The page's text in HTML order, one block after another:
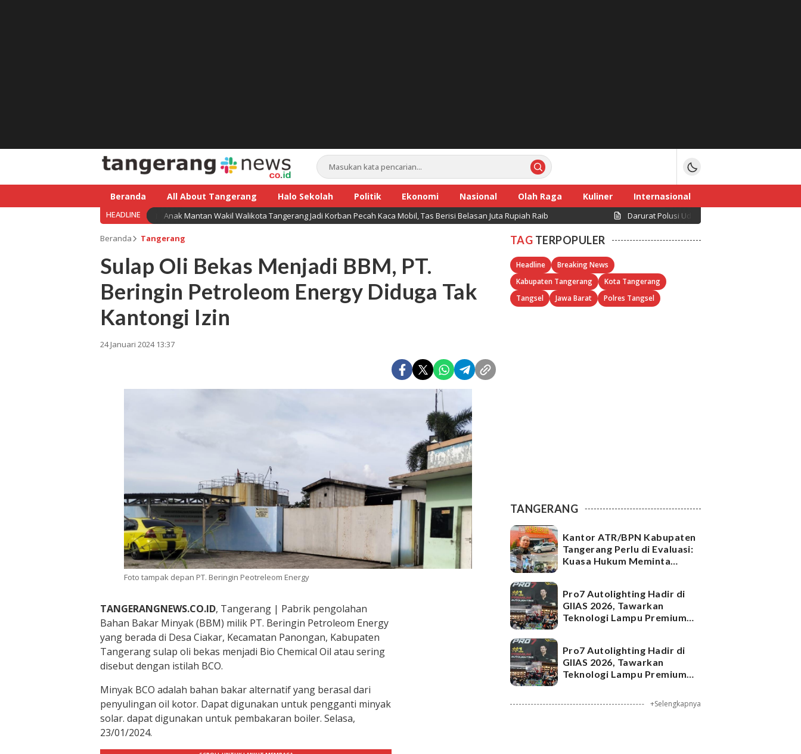
Beranda All About Tangerang Halo Sekolah Politik Ekonomi Nasional Olah Raga Kuliner Internasional
HEADLINE Anak Mantan Wakil Walikota Tangerang Jadi Korban Pecah Kaca Mobil, Tas Berisi Belasan Juta Rupiah Raib Darurat Polusi Udara TPA Jatiwaringin: PM2.5
Beranda Tangerang
Sulap Oli Bekas Menjadi BBM, PT.
Beringin Petroleom Energy Diduga Tak
Kantongi Izin
24 Januari 2024 13:37
Foto tampak depan PT. Beringin Peotreleom Energy
TANGERANGNEWS.CO.ID, Tangerang | Pabrik pengolahan
Bahan Bakar Minyak (BBM) milik PT. Beringin Petroleom Energy
yang berada di Desa Ciakar, Kecamatan Panongan, Kabupaten
Tangerang sulap oli bekas menjadi Bio Chemical Oil atau sering
disebut dengan istilah BCO.
Minyak BCO adalah bahan bakar alternatif yang berasal dari
penyulingan oil kotor. Dapat digunakan untuk pengganti minyak
solar. dapat digunakan untuk pembakaran boiler. Selasa,
23/01/2024.
TAG TERPOPULER
Headline
Breaking News
Kabupaten Tangerang
Kota Tangerang
Tangsel
Jawa Barat Polres Tangsel
TANGERANG
Kantor ATR/BPN Kabupaten
Tangerang Perlu di Evaluasi:
Kuasa Hukum Meminta
Pro7 Autolighting Hadir di
GIIAS 2026, Tawarkan
Teknologi Lampu Premium
Pro7 Autolighting Hadir di
GIIAS 2026, Tawarkan
Teknologi Lampu Premium
+Selengkapnya